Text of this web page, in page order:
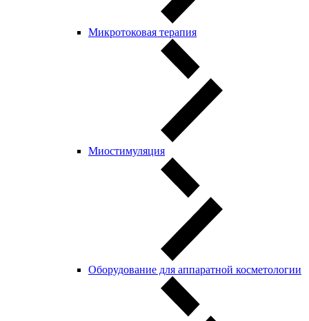
Микротоковая терапия
Миостимуляция
Оборудование для аппаратной косметологии